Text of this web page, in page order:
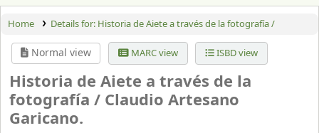
Home Details for: Historia de Aiete a través de la fotografía /
Normal view MARC view ISBD view
Historia de Aiete a través de la
fotografía / Claudio Artesano
Garicano.